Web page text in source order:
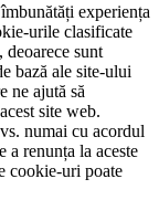
experiența
urile clasificate
deoarece sunt
bază ale site-ului
ne ajută să
site web.
numai cu acordul
a renunța la aceste
cookie-uri poate